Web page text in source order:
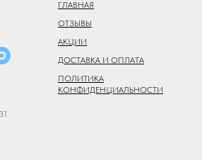
ГЛАВНАЯ
ОТЗЫВЫ
АКЦИИ
ДОСТАВКА И ОПЛАТА
ПОЛИТИКА
КОНФИДЕНЦИАЛЬНОСТИ